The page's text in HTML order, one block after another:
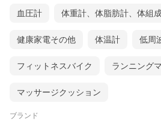
血圧計 体重計、体脂肪計、体組
健康家電その他 体温計 低周
フィットネスバイク ランニング
マッサージクッション
ブランド